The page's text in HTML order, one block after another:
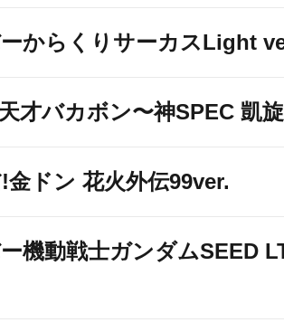
からくりサーカスLight
才バカボン〜神SPEC 凱
ドン 花火外伝99ver.
機動戦士ガンダムSEED